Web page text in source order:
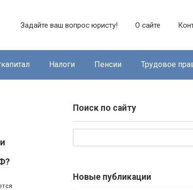
Задайте ваш вопрос юристу! О сайте
Налоги Пенсии Трудовое
Поиск по сайту
Новые публикации